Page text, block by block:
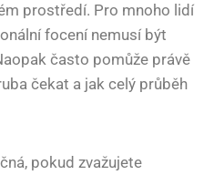
prostředí. Pro mnoho lidí
focení nemusí být
často pomůže právě
čekat a jak celý průběh
pokud zvažujete